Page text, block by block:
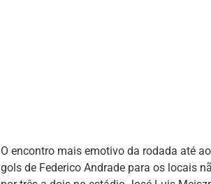
O encontro mais emotivo da rodada até
gols de Federico Andrade para os locais